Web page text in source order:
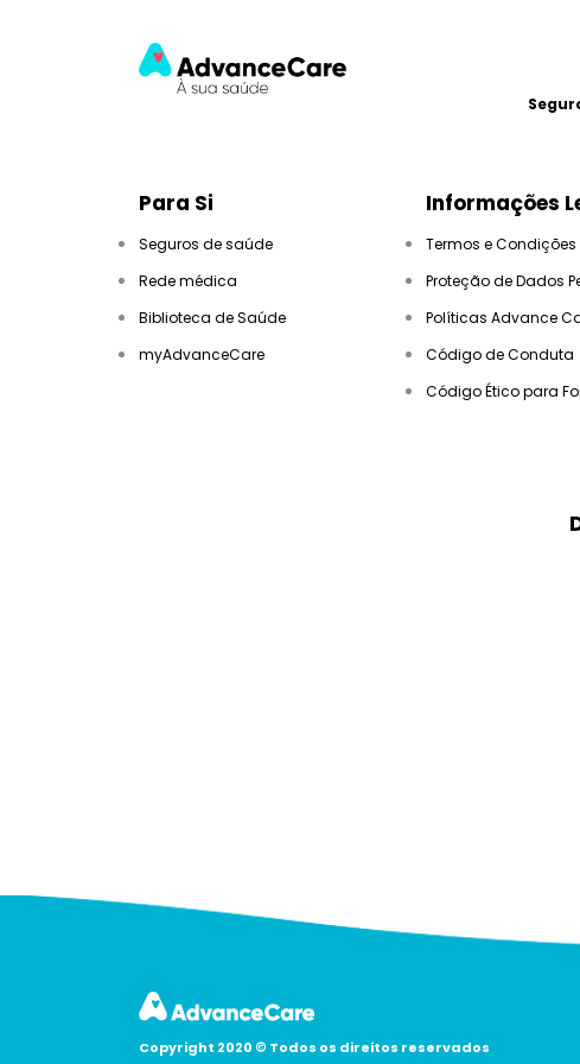
Para Si
Seguros de saúde
Rede médica
Biblioteca de Saúde
myAdvanceCare
Informações
Termos e Condições
Proteção de Dados
Políticas Advance
Código de Conduta
Código Ético para
Copyright 2020 © Todos os direitos reservados